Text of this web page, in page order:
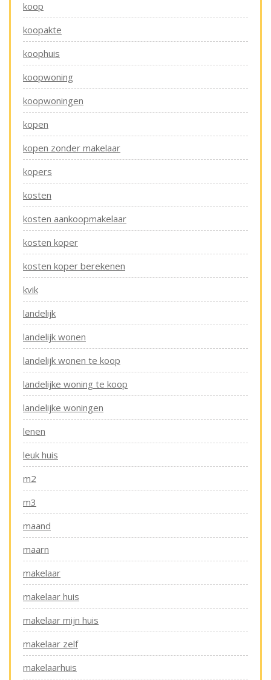
koop
koopakte
koophuis
koopwoning
koopwoningen
kopen
kopen zonder makelaar
kopers
kosten
kosten aankoopmakelaar
kosten koper
kosten koper berekenen
kvik
landelijk
landelijk wonen
landelijk wonen te koop
landelijke woning te koop
landelijke woningen
lenen
leuk huis
m2
m3
maand
maarn
makelaar
makelaar huis
makelaar mijn huis
makelaar zelf
makelaarhuis